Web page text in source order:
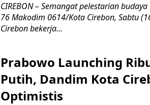
CIREBON – Semangat pelestarian
76 Makodim 0614/Kota Cirebon, Sabtu
Cirebon bekerja...
Prabowo Launching
Putih, Dandim Kota
Optimistis